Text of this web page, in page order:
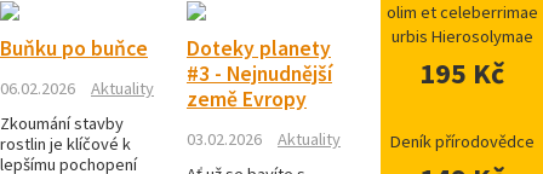
Buňku po buňce
06.02.2026
Aktuality
Zkoumání stavby
rostlin je klíčové k
lepšímu pochopení
Doteky planety
#3 - Nejnudnější
země Evropy
03.02.2026
Aktuality
olim et celeberrimae
urbis Hierosolymae
195 Kč
Deník přírodovědce